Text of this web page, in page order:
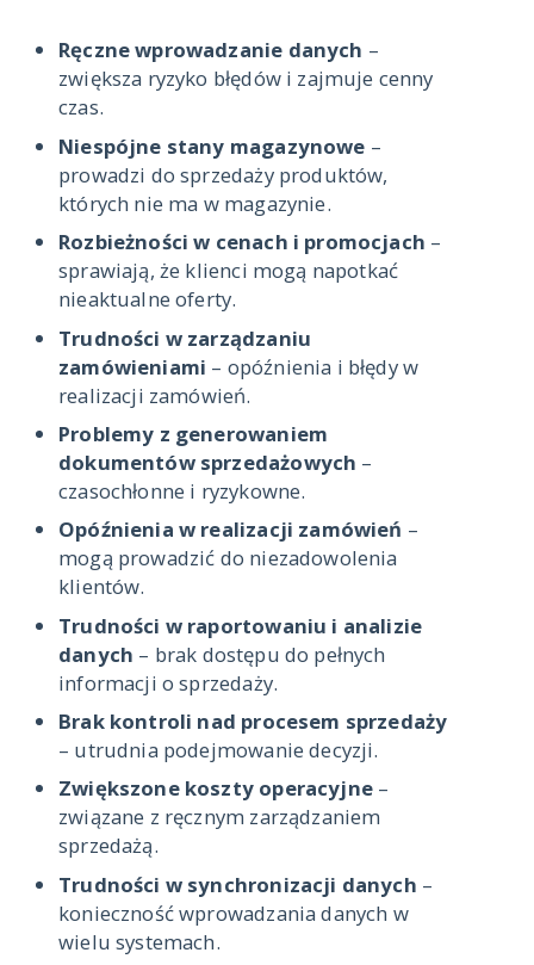
Ręczne wprowadzanie danych –
zwiększa ryzyko błędów i zajmuje cenny
czas.
Niespójne stany magazynowe –
prowadzi do sprzedaży produktów,
których nie ma w magazynie.
Rozbieżności w cenach i promocjach –
sprawiają, że klienci mogą napotkać
nieaktualne oferty.
Trudności w zarządzaniu
zamówieniami – opóźnienia i błędy w
realizacji zamówień.
Problemy z generowaniem
dokumentów sprzedażowych –
czasochłonne i ryzykowne.
Opóźnienia w realizacji zamówień –
mogą prowadzić do niezadowolenia
klientów.
Trudności w raportowaniu i analizie
danych – brak dostępu do pełnych
informacji o sprzedaży.
Brak kontroli nad procesem sprzedaży
– utrudnia podejmowanie decyzji.
Zwiększone koszty operacyjne–
związane z ręcznym zarządzaniem
sprzedażą.
Trudności w synchronizacji danych –
konieczność wprowadzania danych w
wielu systemach.